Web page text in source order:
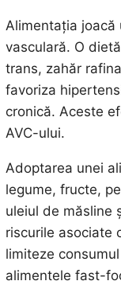
Alimentația joacă
vasculară. O
trans, zahăr
favoriza
cronică. Aceste
AVC-ului.
Adoptarea unei
legume, fructe,
uleiul de măsline
riscurile asociate
limiteze
alimentele fast-